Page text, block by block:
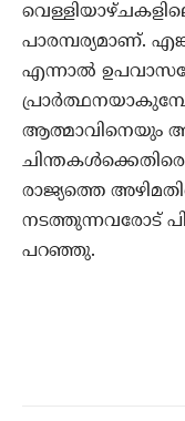
പാരമ്പര്യമാണ്.
എന്നാല്‍
ആത്മാവിനെയും
രാജ്യത്തെ
നടത്തുന്നവരോട്
പറഞ്ഞു.